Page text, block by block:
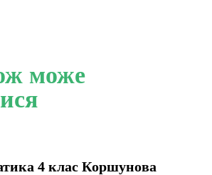
може
4 клас Коршунова